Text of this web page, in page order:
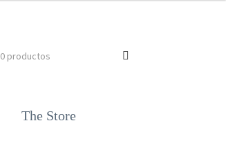
0 productos
The Store